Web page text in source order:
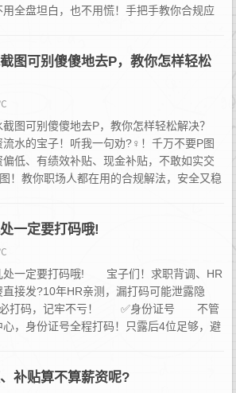
全盘坦白，也不用慌！手把手教你合规应
图可别傻傻地去P，教你怎样轻松
图可别傻傻地去P，教你怎样轻松解决？
水的宝子！听我一句劝?‍♀️！千万不要P图
、有绩效补贴、现金补贴，不敢如实交
！教你职场人都在用的合规解法，安全又稳
往绩效截图、...
一定要打码哦!
一定要打码哦! 宝子们！求职背调、HR
接发?10年HR亲测，漏打码可能泄露隐
必打码，记牢不亏！ ✅身份证号 不管
，身份证号全程打码！只露后4位足够，避
露带来资金风...
补贴算不算薪资呢?